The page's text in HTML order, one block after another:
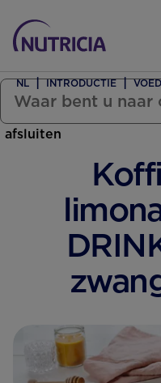
Zwanger Worden
afsluiten
NL INTRODUCTIE